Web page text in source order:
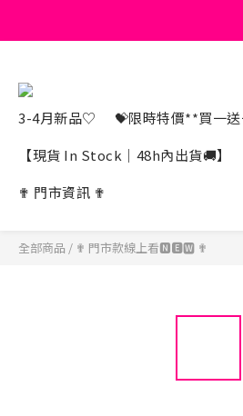
3-4月新品♡ 💝限時特價**買一
【現貨 In Stock｜48h內出貨🚚】
✟ 門市資訊 ✟
全部商品 / ✟ 門市款線上看🅽🅴🆆 ✟